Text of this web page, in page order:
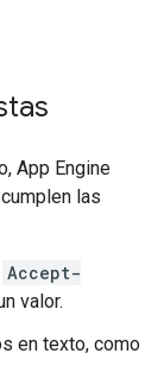
App Engine
las
Accept-
valor.
en texto, como